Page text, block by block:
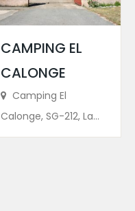
CAMPING EL
CALONGE
Camping El
Calonge, SG-212, La...